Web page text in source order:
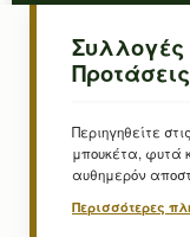
Συλλογές
Περιηγηθείτε
μπουκέτα, φυτά
αυθημερόν
Περισσότερες